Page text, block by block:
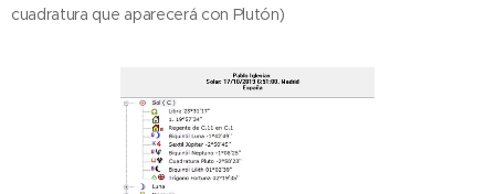
cuadratura que aparecerá con Plutón)